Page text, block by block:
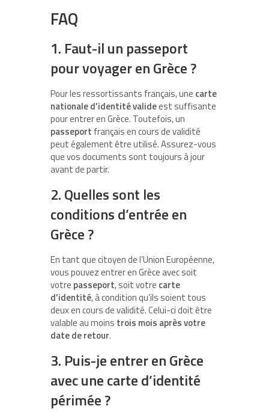
FAQ
1. Faut-il un passeport
pour voyager en Grèce ?
Pour les ressortissants français, une carte
nationale d’identité valideest suffisante
pour entrer en Grèce. Toutefois, un
passeport français en cours de validité
peut également être utilisé. Assurez-vous
que vos documents sont toujours à jour
avant de partir.
2. Quelles sont les
conditions d’entrée en
Grèce ?
En tant que citoyen de l’Union Européenne,
vous pouvez entrer en Grèce avec soit
votre passeport, soit votre carte
d’identité, à condition qu’ils soient tous
deux en cours de validité. Celui-ci doit être
valable au moins trois mois après votre
date de retour.
3. Puis-je entrer en Grèce
avec une carte d’identité
périmée ?